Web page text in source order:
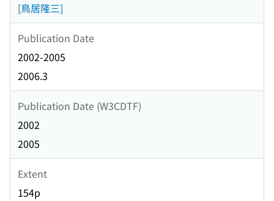
[鳥居隆三]
Publication Date
2002-2005
2006.3
Publication Date (W3CDTF)
2002
2005
Extent
154p